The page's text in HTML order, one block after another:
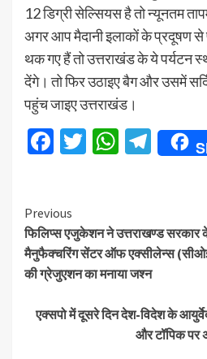
12 डिग्री सेल्सियस है तो न्यूनतम
अगर आप मैदानी इलाकों के प्रदूषण
थक गए हैं तो उत्तराखंड के ये पर्यटन
देंगे। तो फिर उठाइए बैग और उसमें
पहुंच जाइए उत्तराखंड।
Facebook
Twitter
Continue
Reading
Previous
फिलिप्स एजुकेशन ने उत्तराखण्ड सरकार
मैनुफैक्चरिंग सेंटर ऑफ एक्सीलेन्स
की ग्रेजुएशन का मनाया जश्न
एक्सपो में दूसरे दिन देश-विदेश के
और टॉपिक